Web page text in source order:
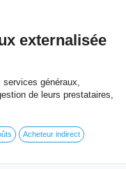
externalisée
services généraux,
de leurs prestataires,
Acheteur indirect